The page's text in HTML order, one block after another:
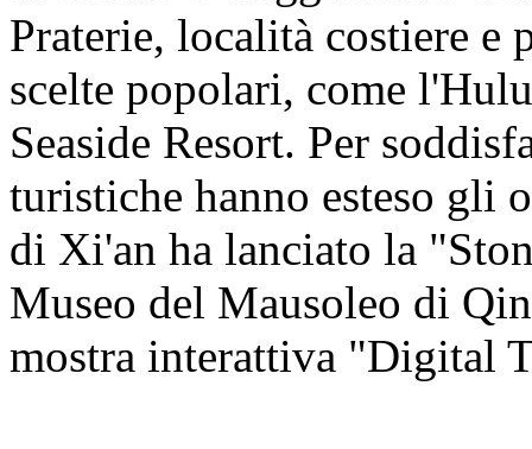
Praterie, località costiere e
scelte popolari, come
Seaside Resort. Per
turistiche hanno esteso gli
di Xi'an ha lanciato la
Museo del Mausoleo di
mostra interattiva "Digital